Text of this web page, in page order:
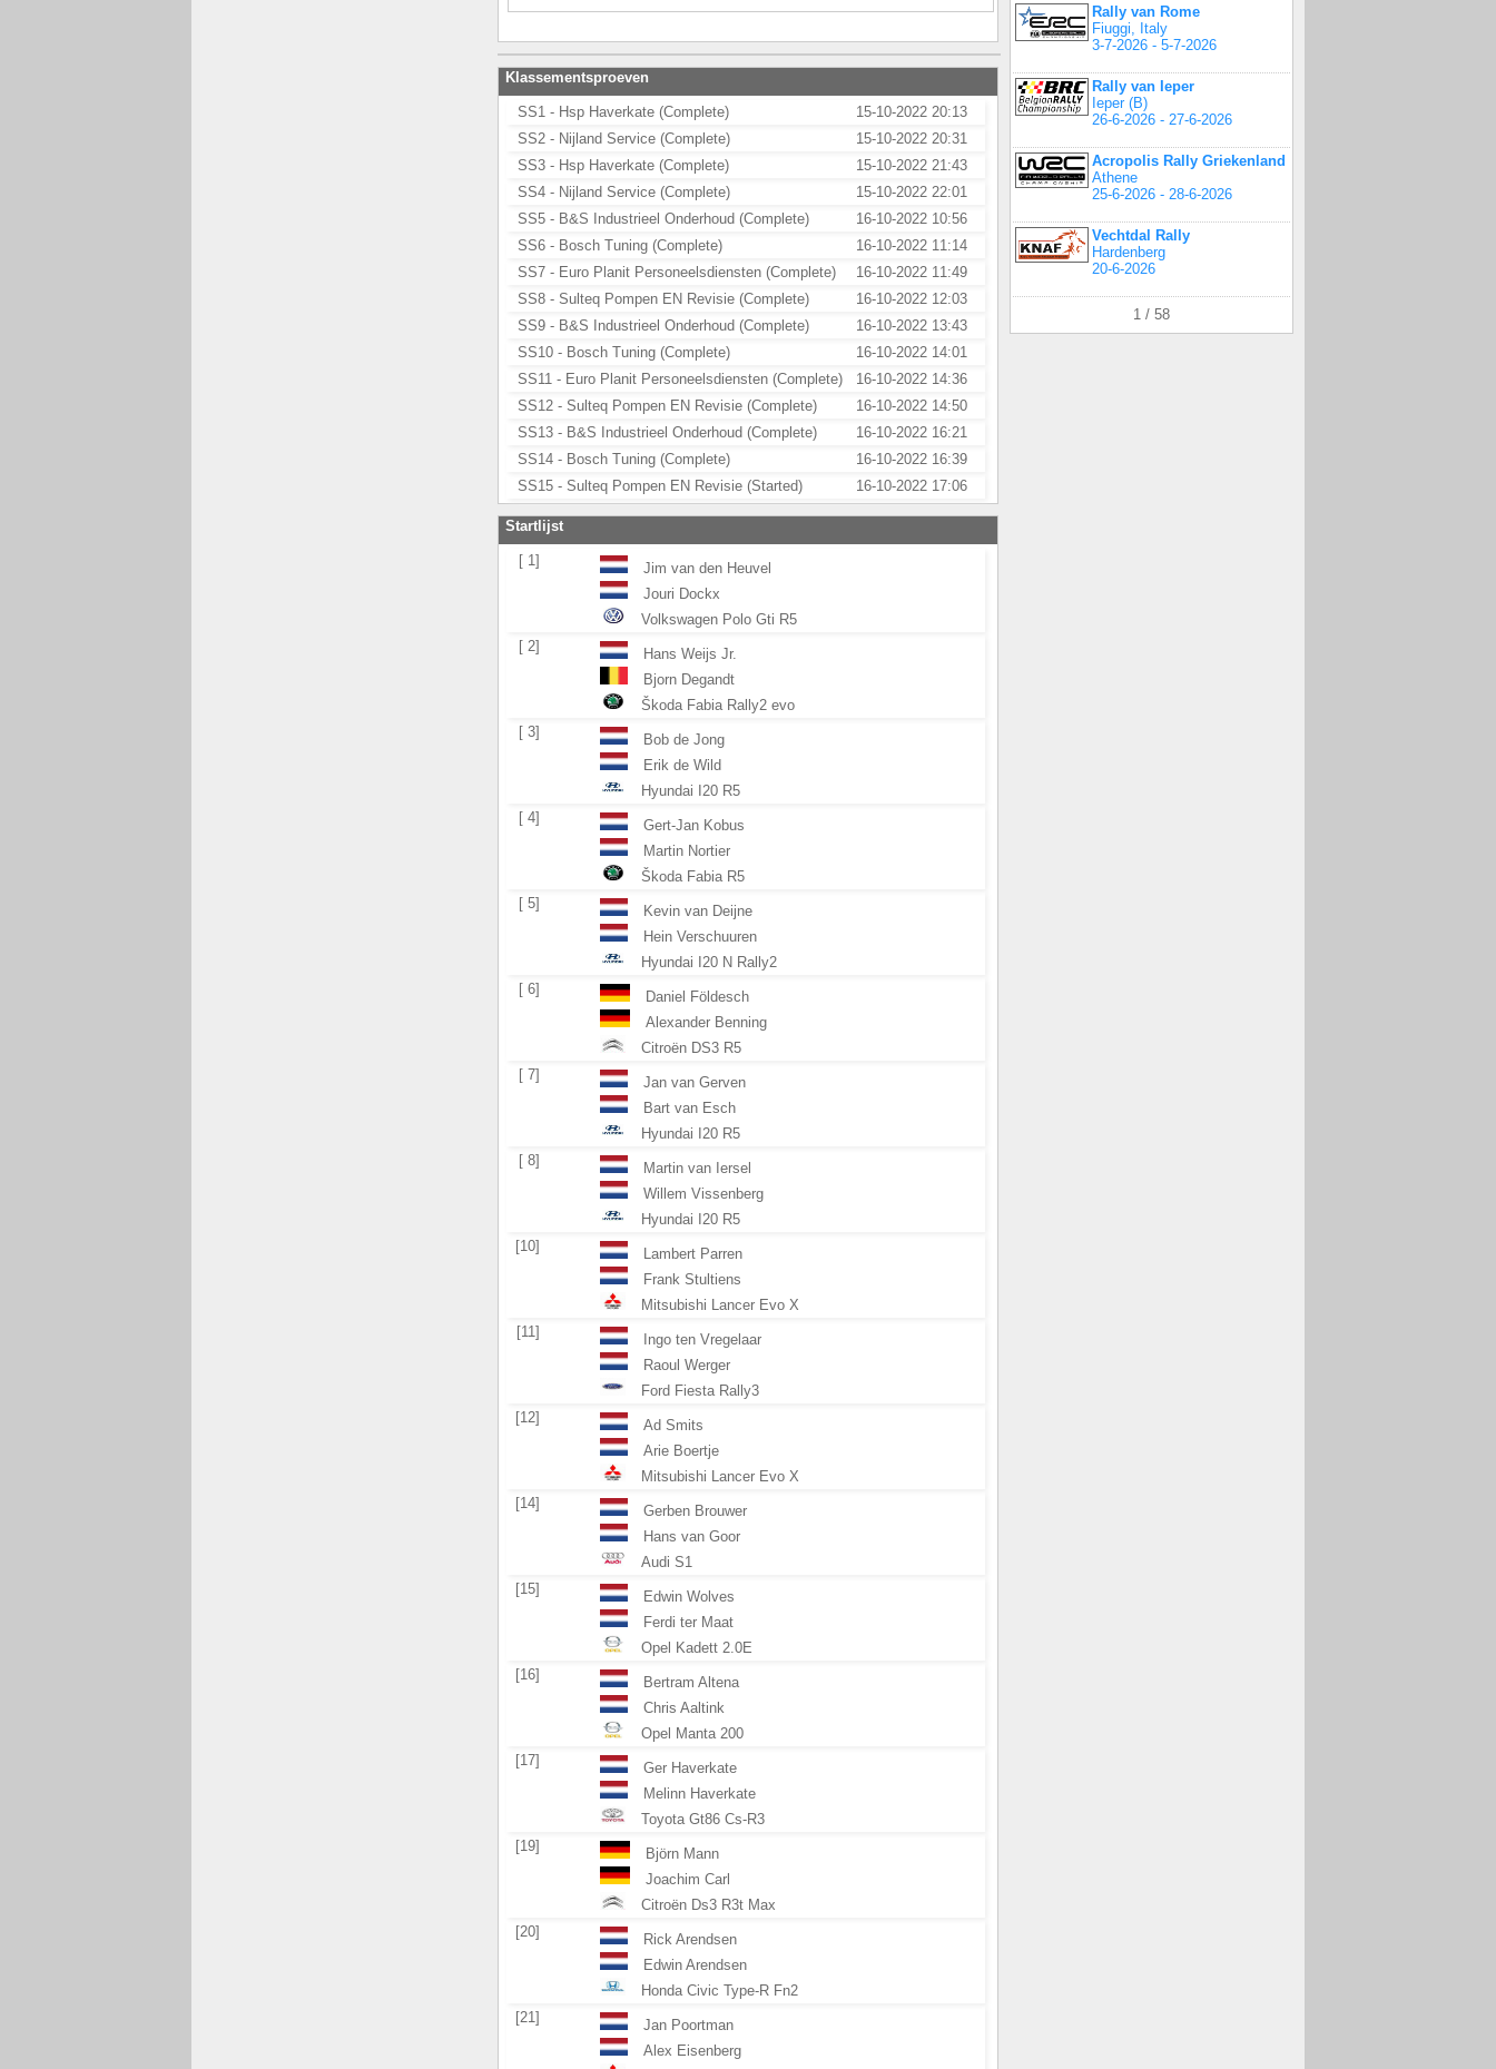
Klassementsproeven
SS1 - Hsp Haverkate (Complete)
15-10-2022 20:13
SS2 - Nijland Service (Complete)
15-10-2022 20:31
SS3 - Hsp Haverkate (Complete)
15-10-2022 21:43
SS4 - Nijland Service (Complete)
15-10-2022 22:01
SS5 - B&S Industrieel Onderhoud (Complete)
16-10-2022 10:56
SS6 - Bosch Tuning (Complete)
16-10-2022 11:14
SS7 - Euro Planit Personeelsdiensten (Complete)
16-10-2022 11:49
SS8 - Sulteq Pompen EN Revisie (Complete)
16-10-2022 12:03
SS9 - B&S Industrieel Onderhoud (Complete)
16-10-2022 13:43
SS10 - Bosch Tuning (Complete)
16-10-2022 14:01
SS11 - Euro Planit Personeelsdiensten (Complete)
16-10-2022 14:36
SS12 - Sulteq Pompen EN Revisie (Complete)
16-10-2022 14:50
SS13 - B&S Industrieel Onderhoud (Complete)
16-10-2022 16:21
SS14 - Bosch Tuning (Complete)
16-10-2022 16:39
SS15 - Sulteq Pompen EN Revisie (Started)
16-10-2022 17:06
Startlijst
[ 1]
Jim van den Heuvel
Jouri Dockx
Volkswagen Polo Gti R5
[ 2]
Hans Weijs Jr.
Bjorn Degandt
Škoda Fabia Rally2 evo
[ 3]
Bob de Jong
Erik de Wild
Hyundai I20 R5
[ 4]
Gert-Jan Kobus
Martin Nortier
Škoda Fabia R5
[ 5]
Kevin van Deijne
Hein Verschuuren
Hyundai I20 N Rally2
[ 6]
Daniel Földesch
Alexander Benning
Citroën DS3 R5
[ 7]
Jan van Gerven
Bart van Esch
Hyundai I20 R5
[ 8]
Martin van Iersel
Willem Vissenberg
Hyundai I20 R5
[10]
Lambert Parren
Frank Stultiens
Mitsubishi Lancer Evo X
[11]
Ingo ten Vregelaar
Raoul Werger
Ford Fiesta Rally3
[12]
Ad Smits
Arie Boertje
Mitsubishi Lancer Evo X
[14]
Gerben Brouwer
Hans van Goor
Audi S1
[15]
Edwin Wolves
Ferdi ter Maat
Opel Kadett 2.0E
[16]
Bertram Altena
Chris Aaltink
Opel Manta 200
[17]
Ger Haverkate
Melinn Haverkate
Toyota Gt86 Cs-R3
[19]
Björn Mann
Joachim Carl
Citroën Ds3 R3t Max
[20]
Rick Arendsen
Edwin Arendsen
Honda Civic Type-R Fn2
[21]
Jan Poortman
Alex Eisenberg
Rally van Rome
Fiuggi, Italy
3-7-2026 - 5-7-2026
Rally van Ieper
Ieper (B)
26-6-2026 - 27-6-2026
Acropolis Rally Griekenland
Athene
25-6-2026 - 28-6-2026
Vechtdal Rally
Hardenberg
20-6-2026
1 / 58